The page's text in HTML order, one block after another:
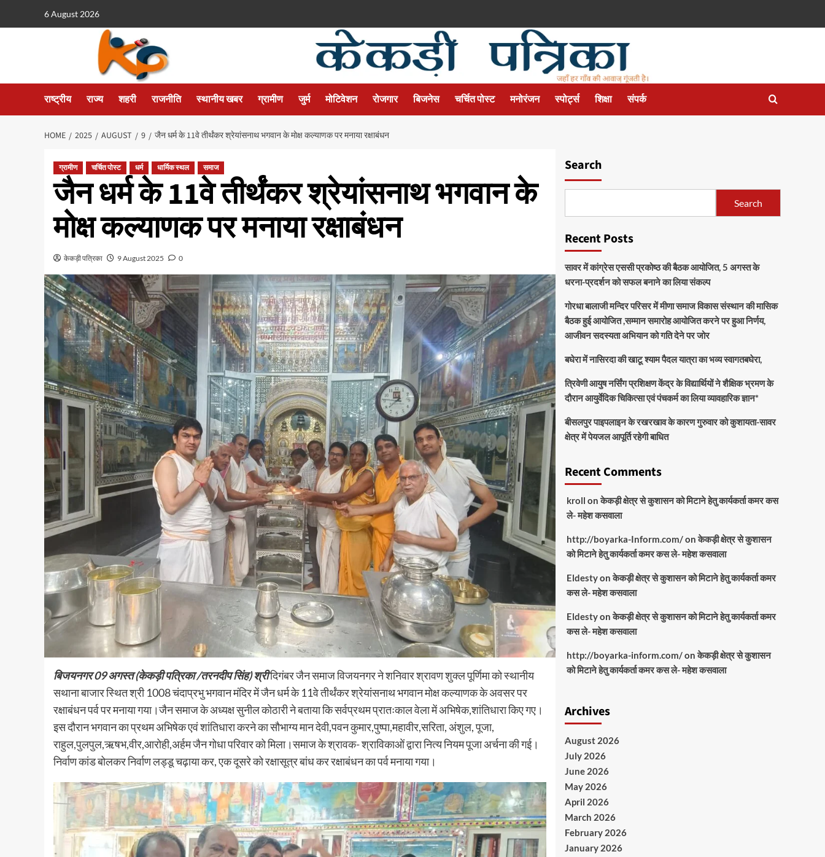
6 August 2026
राष्ट्रीय राज्य शहरी राजनीति स्थानीय खबर ग्रामीण जुर्म मोटिवेशन रोजगार बिजनेस चर्चित पोस्ट मनोरंजन स्पोर्ट्स शिक्षा संपर्क
HOME 2025 AUGUST 9 जैन धर्म के 11वे तीर्थंकर श्रेयांसनाथ भगवान के मोक्ष कल्याणक पर मनाया रक्षाबंधन
ग्रामीण चर्चित पोस्ट धर्म धार्मिक स्थल समाज
जैन धर्म के 11वे तीर्थंकर श्रेयांसनाथ भगवान के
मोक्ष कल्याणक पर मनाया रक्षाबंधन
केकड़ी पत्रिका 9 August 2025 0
बिजयनगर 09 अगस्त (केकड़ी पत्रिका /तरनदीप सिंह) श्रीदिगंबर जैन समाज विजयनगर ने शनिवार श्रावण शुक्ल पूर्णिमा को स्थानीय
सथाना बाजार स्थित श्री 1008 चंदाप्रभु भगवान मंदिर में जैन धर्म के 11वे तीर्थंकर श्रेयांसनाथ भगवान मोक्ष कल्याणक के अवसर पर
रक्षाबंधन पर्व पर मनाया गया।जैन समाज के अध्यक्ष सुनील कोठारी ने बताया कि सर्वप्रथम प्रातःकाल वेला में अभिषेक,शांतिधारा किए गए।
इस दौरान भगवान का प्रथम अभिषेक एवं शांतिधारा करने का सौभाग्य मान देवी,पवन कुमार,पुष्पा,महावीर,सरिता, अंशुल, पूजा,
राहुल,पुलपुल,ऋषभ,वीर,आरोही,अर्हम जैन गोधा परिवार को मिला।समाज के श्रावक- श्राविकाओं द्वारा नित्य नियम पूजा अर्चना की गई।
निर्वाण कांड बोलकर निर्वाण लड्डू चढ़ाया कर, एक दूसरे को रक्षासूत्र बांध कर रक्षाबंधन का पर्व मनाया गया।
Search
Search
Recent Posts
सावर में कांग्रेस एससी प्रकोष्ठ की बैठक आयोजित, 5 अगस्त के
धरना-प्रदर्शन को सफल बनाने का लिया संकल्प
गोरधा बालाजी मन्दिर परिसर में मीणा समाज विकास संस्थान की मासिक
बैठक हुई आयोजित ,सम्मान समारोह आयोजित करने पर हुआ निर्णय,
आजीवन सदस्यता अभियान को गति देने पर जोर
बघेरा में नासिरदा की खाटू श्याम पैदल यात्रा का भव्य स्वागतबघेरा,
त्रिवेणी आयुष नर्सिंग प्रशिक्षण केंद्र के विद्यार्थियों ने शैक्षिक भ्रमण के
दौरान आयुर्वेदिक चिकित्सा एवं पंचकर्म का लिया व्यावहारिक ज्ञान*
बीसलपुर पाइपलाइन के रखरखाव के कारण गुरुवार को कुशायता-सावर
क्षेत्र में पेयजल आपूर्ति रहेगी बाधित
Recent Comments
kroll onकेकड़ी क्षेत्र से कुशासन को मिटाने हेतु कार्यकर्ता कमर कस
ले- महेश कसवाला
http://boyarka-Inform.com/onकेकड़ी क्षेत्र से कुशासन
को मिटाने हेतु कार्यकर्ता कमर कस ले- महेश कसवाला
Eldestyonकेकड़ी क्षेत्र से कुशासन को मिटाने हेतु कार्यकर्ता कमर
कस ले- महेश कसवाला
Eldestyonकेकड़ी क्षेत्र से कुशासन को मिटाने हेतु कार्यकर्ता कमर
कस ले- महेश कसवाला
http://boyarka-inform.com/onकेकड़ी क्षेत्र से कुशासन
को मिटाने हेतु कार्यकर्ता कमर कस ले- महेश कसवाला
Archives
August 2026
July 2026
June 2026
May 2026
April 2026
March 2026
February 2026
January 2026